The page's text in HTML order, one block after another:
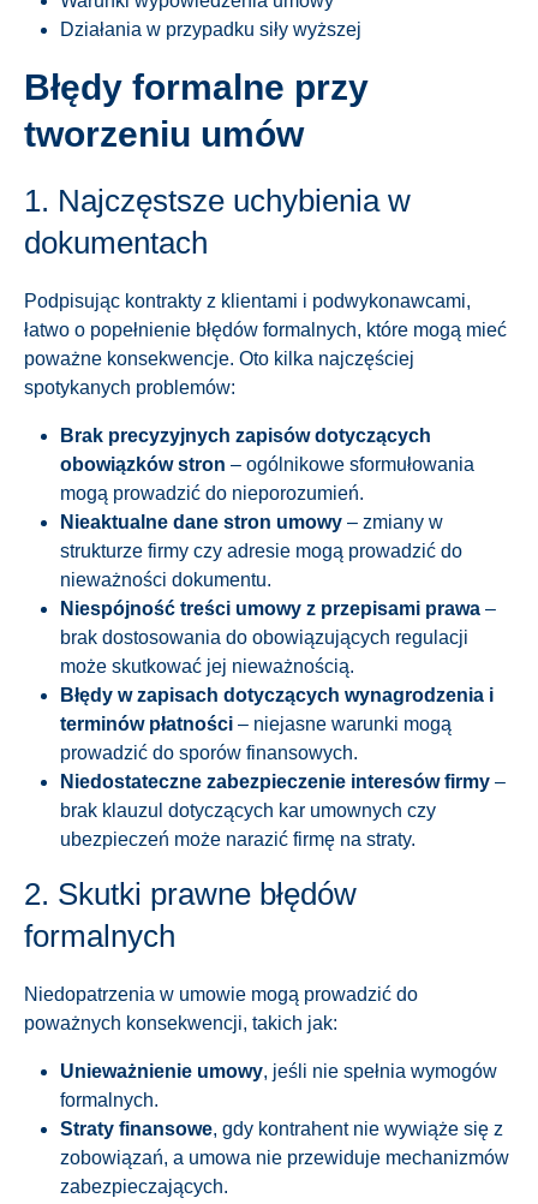
Działania w przypadku siły wyższej
Błędy formalne przy
tworzeniu umów
1. Najczęstsze uchybienia w
dokumentach
Podpisując kontrakty z klientami i podwykonawcami,
łatwo o popełnienie błędów formalnych, które mogą mieć
poważne konsekwencje. Oto kilka najczęściej
spotykanych problemów:
Brak precyzyjnych zapisów dotyczących
obowiązków stron – ogólnikowe sformułowania
mogą prowadzić do nieporozumień.
Nieaktualne dane stron umowy – zmiany w
strukturze firmy czy adresie mogą prowadzić do
nieważności dokumentu.
Niespójność treści umowy z przepisami prawa –
brak dostosowania do obowiązujących regulacji
może skutkować jej nieważnością.
Błędy w zapisach dotyczących wynagrodzenia i
terminów płatności – niejasne warunki mogą
prowadzić do sporów finansowych.
Niedostateczne zabezpieczenie interesów firmy –
brak klauzul dotyczących kar umownych czy
ubezpieczeń może narazić firmę na straty.
2. Skutki prawne błędów
formalnych
Niedopatrzenia w umowie mogą prowadzić do
poważnych konsekwencji, takich jak:
Unieważnienie umowy, jeśli nie spełnia wymogów
formalnych.
Straty finansowe, gdy kontrahent nie wywiąże się z
zobowiązań, a umowa nie przewiduje mechanizmów
zabezpieczających.